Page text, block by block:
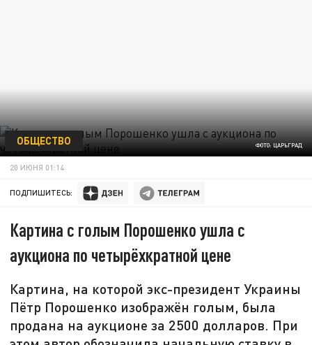
ФОТО: ЦАРЬГРАД
ОБЩЕСТВО
20 ИЮНЯ 01:14
ПОДПИШИТЕСЬ:
Картина с голым Порошенко ушла с
аукциона по четырёхкратной цене
Картина, на которой экс-президент Украины
Пётр Порошенко изображён голым, была
продана на аукционе за 2500 долларов. При